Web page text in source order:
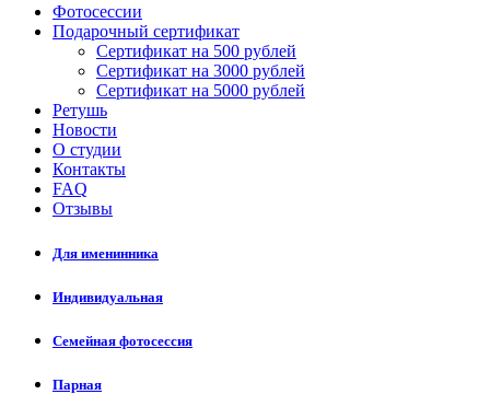
Фотосессии
Подарочный сертификат
Сертификат на 500 рублей
Сертификат на 3000 рублей
Сертификат на 5000 рублей
Ретушь
Новости
О студии
Контакты
FAQ
Отзывы
Для именинника
Индивидуальная
Семейная фотосессия
Парная